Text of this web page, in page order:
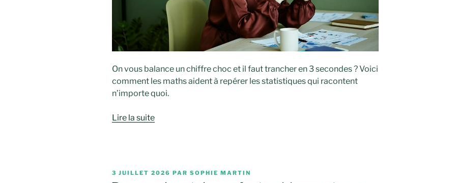
On vous balance un chiffre choc et il faut trancher en 3 secondes ? Voici
comment les maths aident à repérer les statistiques qui racontent
n’importe quoi.
Lire la suite
PUBLIÉ
LE
3 JUILLET 2026 PAR SOPHIE MARTIN